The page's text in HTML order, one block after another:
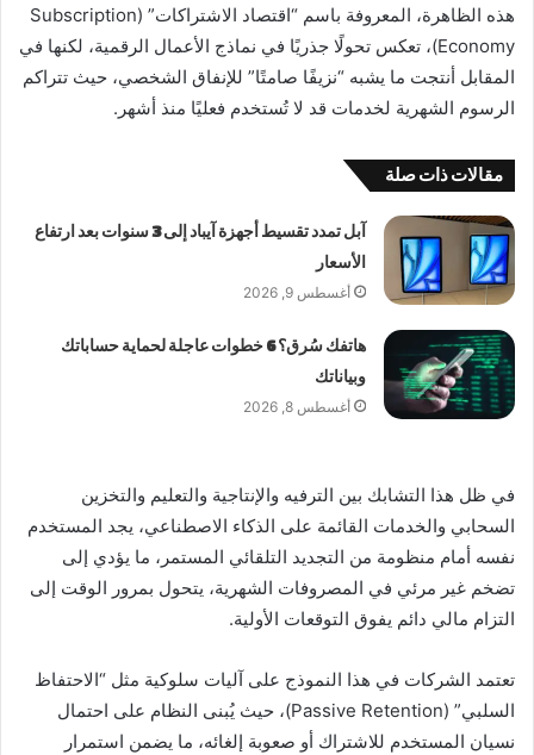
هذه الظاهرة، المعروفة باسم “اقتصاد الاشتراكات” (Subscription
Economy)، تعكس تحولًا جذريًا في نماذج الأعمال الرقمية، لكنها في
المقابل أنتجت ما يشبه “نزيفًا صامتًا” للإنفاق الشخصي، حيث تتراكم
الرسوم الشهرية لخدمات قد لا تُستخدم فعليًا منذ أشهر.
مقالات ذات صلة
آبل تمدد تقسيط أجهزة آيباد إلى 3 سنوات بعد ارتفاع
الأسعار
أغسطس 9, 2026
هاتفك سُرق؟ 6 خطوات عاجلة لحماية حساباتك
وبياناتك
أغسطس 8, 2026
في ظل هذا التشابك بين الترفيه والإنتاجية والتعليم والتخزين
السحابي والخدمات القائمة على الذكاء الاصطناعي، يجد المستخدم
نفسه أمام منظومة من التجديد التلقائي المستمر، ما يؤدي إلى
تضخم غير مرئي في المصروفات الشهرية، يتحول بمرور الوقت إلى
التزام مالي دائم يفوق التوقعات الأولية.
تعتمد الشركات في هذا النموذج على آليات سلوكية مثل “الاحتفاظ
السلبي” (Passive Retention)، حيث يُبنى النظام على احتمال
نسيان المستخدم للاشتراك أو صعوبة إلغائه، ما يضمن استمرار